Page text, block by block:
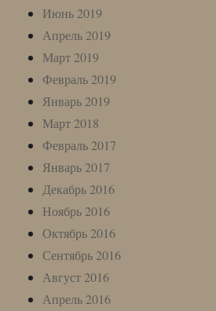
Июнь 2019
Апрель 2019
Март 2019
Февраль 2019
Январь 2019
Март 2018
Февраль 2017
Январь 2017
Декабрь 2016
Ноябрь 2016
Октябрь 2016
Сентябрь 2016
Август 2016
Апрель 2016